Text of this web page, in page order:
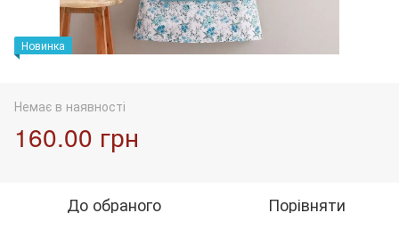
Новинка
Немає в наявності
160.00 грн
До обраного Порівняти